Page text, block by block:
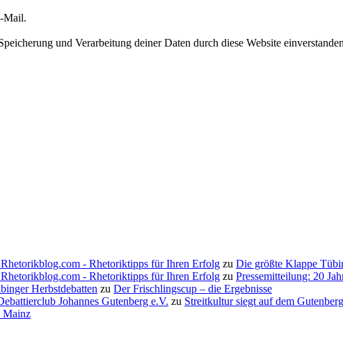
Mail.
und Verarbeitung deiner Daten durch diese Website
- Rhetoriktipps für Ihren Erfolg zu Die größte Klappe
- Rhetoriktipps für Ihren Erfolg zu Pressemitteilung: 20
Herbstdebatten zu Der Frischlingscup – die Ergebnisse
Johannes Gutenberg e.V. zu Streitkultur siegt auf dem
Mainz